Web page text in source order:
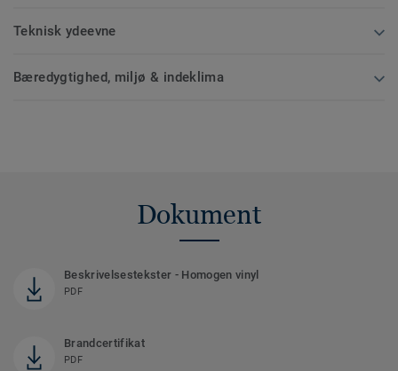
Teknisk ydeevne
Bæredygtighed, miljø & indeklima
Dokument
Beskrivelsestekster - Homogen vinyl
PDF
Brandcertifikat
PDF